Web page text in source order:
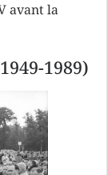
avant la
1989)